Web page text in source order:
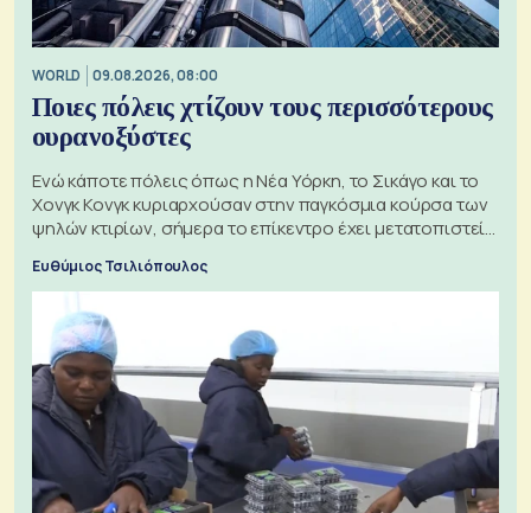
WORLD 09.08.2026, 08:00
Ποιες πόλεις χτίζουν τους περισσότερους
ουρανοξύστες
Ενώ κάποτε πόλεις όπως η Νέα Υόρκη, το Σικάγο και το
Χονγκ Κονγκ κυριαρχούσαν στην παγκόσμια κούρσα των
ψηλών κτιρίων, σήμερα το επίκεντρο έχει μετατοπιστεί
Ευθύμιος Τσιλιόπουλος